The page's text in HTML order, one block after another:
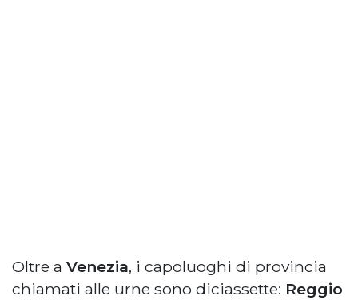
Oltre a Venezia, i capoluoghi di provincia
chiamati alle urne sono diciassette: Reggio